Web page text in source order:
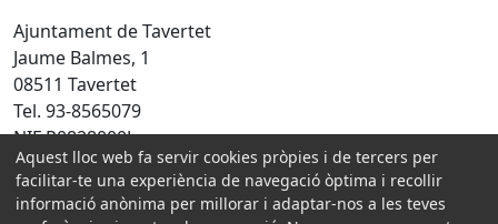
Ajuntament de Tavertet
Jaume Balmes, 1
08511 Tavertet
Tel. 93-8565079
NIF P0828000J
Amb la col·laboració de:
Aquest lloc web fa servir cookies pròpies i de tercers per
facilitar-te una experiència de navegació òptima i recollir
informació anònima per millorar i adaptar-nos a les teves